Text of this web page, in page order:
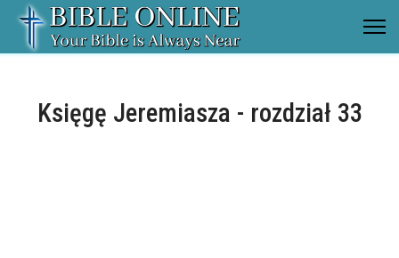
Księgę Jeremiasza - rozdział 33